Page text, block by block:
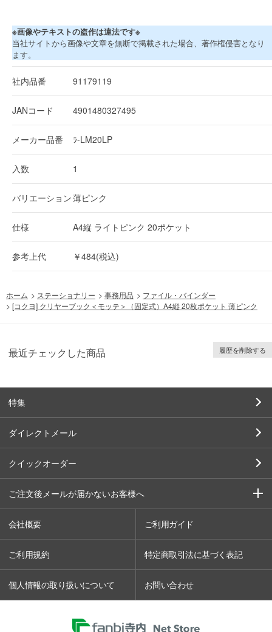
※画像やテキストの盗作は違法です※
当社サイトから画像や文章を無断で掲載された場合、著作権侵害となり
ます。
社内品番 91179119
JANコード 4901480327495
メーカー品番 ﾗ-LM20LP
入数 1
バリエーション薄ピンク
仕様 A4縦 ライトピンク 20ポケット
参考上代 ￥484(税込)
ホーム > ステーショナリー > 事務用品 > ファイル・バインダー
> [コクヨ] クリヤーブック＜モッテ＞（固定式）A4縦 20枚ポケット 薄ピンク
最近チェックした商品 履歴を削除する
特集
ダイレクトメール
クイックオーダー
ご注文後メールが届かないお客様へ
会社概要 ご利用ガイド
ご利用規約 特定商取引法に基づく表記
個人情報の取り扱いについて お問い合わせ